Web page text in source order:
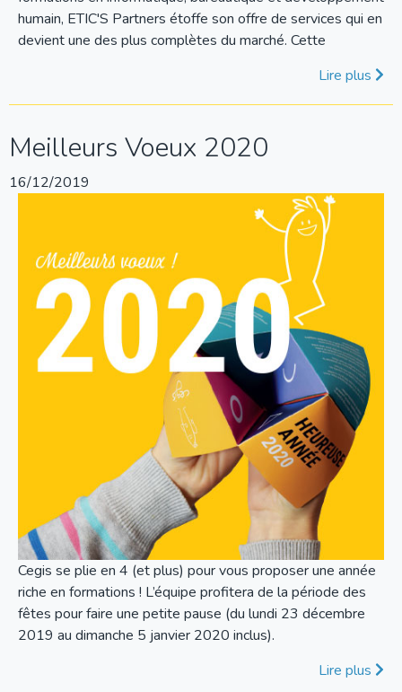
humain, ETIC'S Partners étoffe son offre de services qui en
devient une des plus complètes du marché. Cette
Lire plus
Meilleurs Voeux 2020
16/12/2019
Cegis se plie en 4 (et plus) pour vous proposer une année
riche en formations ! L’équipe profitera de la période des
fêtes pour faire une petite pause (du lundi 23 décembre
2019 au dimanche 5 janvier 2020 inclus).
Lire plus